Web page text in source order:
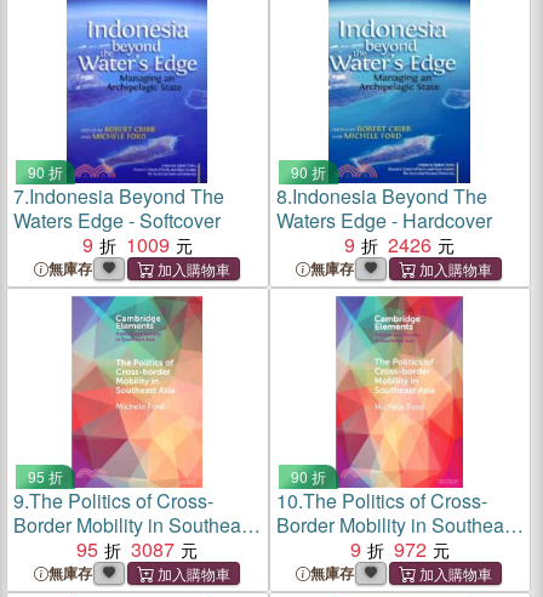
90 折
7.Indonesia Beyond The
Waters Edge - Softcover
9
1009
無庫存
90 折
8.Indonesia Beyond The
Waters Edge - Hardcover
9
2426
無庫存
95 折
9.The Politics of Cross-
Border Mobility in Southeast
95 3087
無庫存
90 折
10.The Politics of Cross-
Border Mobility in Southeast
9 972
無庫存